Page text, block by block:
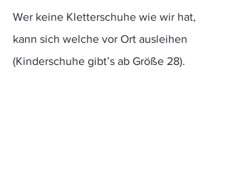
Wer keine Kletterschuhe wie wir hat,
kann sich welche vor Ort ausleihen
(Kinderschuhe gibt’s ab Größe 28).